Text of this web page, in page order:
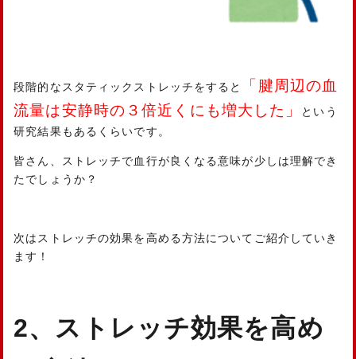
段階的なスタティックストレッチをすると
「腱周辺の血
流量は安静時の３倍近くにも増大した」
という
研究結果もあるくらいです。
皆さん、ストレッチで血行が良くなる意味が少しは理解でき
たでしょうか？
次はストレッチの効果を高める方法についてご紹介していき
ます！
2、ストレッチ効果を高め